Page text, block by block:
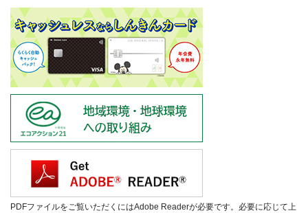
PDFファイルをご覧いただくにはAdobe Readerが必要です。必要に応じて上